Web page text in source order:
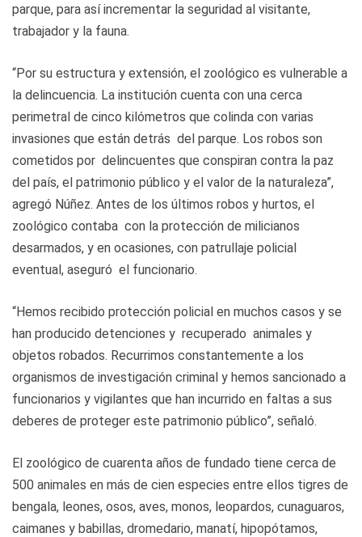
parque, para así incrementar la seguridad al visitante,
trabajador y la fauna.
“Por su estructura y extensión, el zoológico es vulnerable a
la delincuencia. La institución cuenta con una cerca
perimetral de cinco kilómetros que colinda con varias
invasiones que están detrás del parque. Los robos son
cometidos por delincuentes que conspiran contra la paz
del país, el patrimonio público y el valor de la naturaleza”,
agregó Núñez. Antes de los últimos robos y hurtos, el
zoológico contaba con la protección de milicianos
desarmados, y en ocasiones, con patrullaje policial
eventual, aseguró el funcionario.
“Hemos recibido protección policial en muchos casos y se
han producido detenciones y recuperado animales y
objetos robados. Recurrimos constantemente a los
organismos de investigación criminal y hemos sancionado a
funcionarios y vigilantes que han incurrido en faltas a sus
deberes de proteger este patrimonio público”, señaló.
El zoológico de cuarenta años de fundado tiene cerca de
500 animales en más de cien especies entre ellos tigres de
bengala, leones, osos, aves, monos, leopardos, cunaguaros,
caimanes y babillas, dromedario, manatí, hipopótamos,